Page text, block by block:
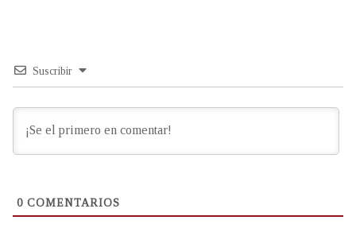
Suscribir
0 COMENTARIOS